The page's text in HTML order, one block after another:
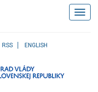
RSS ENGLISH